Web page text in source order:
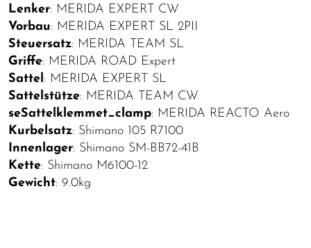
Lenker: MERIDA EXPERT CW
Vorbau: MERIDA EXPERT SL 2PII
Steuersatz: MERIDA TEAM SL
Griffe: MERIDA ROAD Expert
Sattel: MERIDA EXPERT SL
Sattelstütze: MERIDA TEAM CW
seSattelklemmet_clamp: MERIDA REACTO Aero
Kurbelsatz: Shimano 105 R7100
Innenlager: Shimano SM-BB72-41B
Kette: Shimano M6100-12
Gewicht: 9.0kg